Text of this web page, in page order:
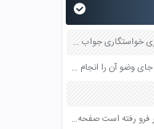
از سوغاتی های معروف اصفهان است ؟ بازی خواستگاری جواب پاسخ
اگر جایی آب نداشتیم برای نماز خواندن به جای وضو آن را انجام می دهیم صفحه 43 هدیه های آسمان ششم
انشا توصیف درختی که ریشه هایش در ابر فرو رفته است صفحه 96 نگارش نهم